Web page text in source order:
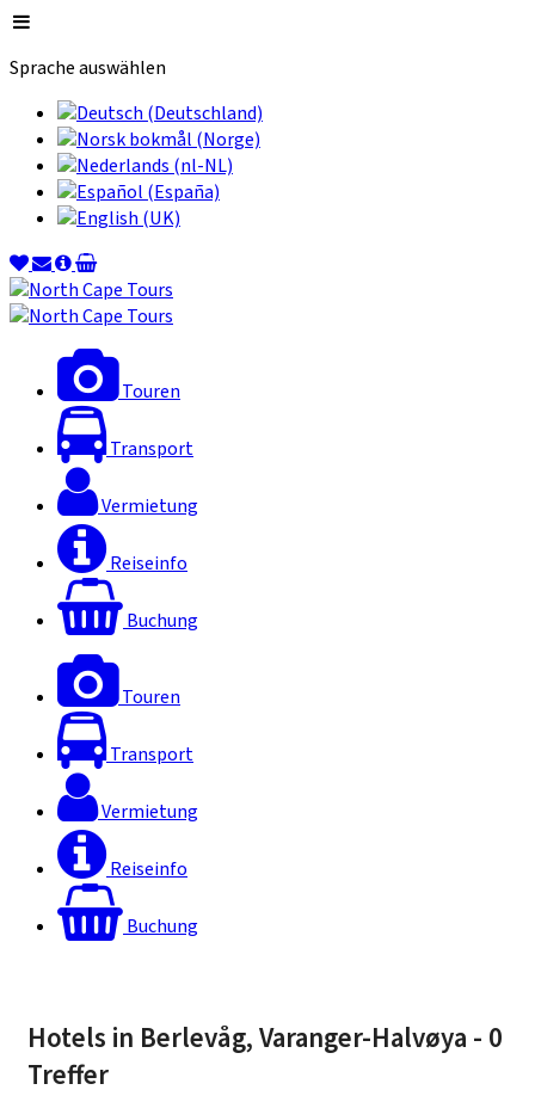
Sprache auswählen
Touren
Transport
Vermietung
Reiseinfo
Buchung
Touren
Transport
Vermietung
Reiseinfo
Buchung
Hotels in Berlevåg, Varanger-Halvøya - 0
Treffer